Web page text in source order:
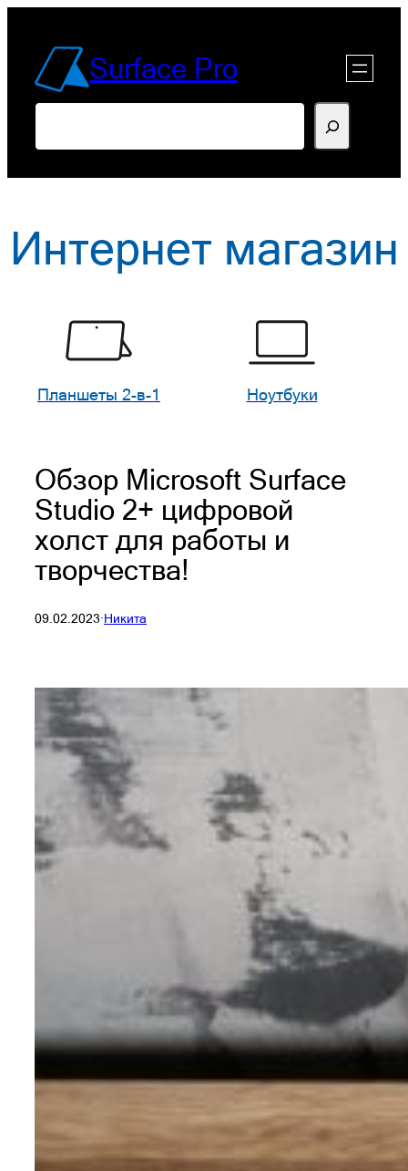
содержимомуSurface Pro
Интернет магазин
Планшеты 2-в-1 Ноутбуки
Обзор Microsoft Surface
Studio 2+ цифровой
холст для работы и
творчества!
09.02.2023·Никита